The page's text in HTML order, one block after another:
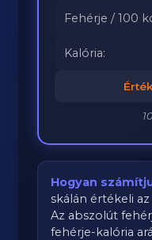
Fehérje / 100
Kalória:
Hogyan
skálán értékeli
Az abszolút
fehérje-kalória